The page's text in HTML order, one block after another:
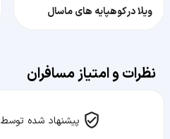
ویلا در کوهپایه های ماسال
نظرات و امتیاز مسافران
پیشنهاد شده توسط